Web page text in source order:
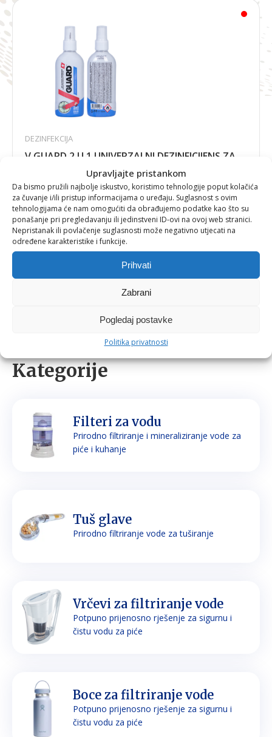
Upravljajte pristankom
Da bismo pružili najbolje iskustvo, koristimo tehnologije poput kolačića
za čuvanje i/ili pristup informacijama o uređaju. Suglasnost s ovim
tehnologijama će nam omogućiti da obrađujemo podatke kao što su
ponašanje pri pregledavanju ili jedinstveni ID-ovi na ovoj web stranici.
Nepristanak ili povlačenje suglasnosti može negativno utjecati na
određene karakteristike i funkcije.
Prihvati
Zabrani
Pogledaj postavke
Politika privatnosti
Kategorije
Filteri za vodu
Prirodno filtriranje i mineraliziranje vode za
piće i kuhanje
Tuš glave
Prirodno filtriranje vode za tuširanje
Vrčevi za filtriranje vode
Potpuno prijenosno rješenje za sigurnu i
čistu vodu za piće
Boce za filtriranje vode
Potpuno prijenosno rješenje za sigurnu i
čistu vodu za piće
2,96€
DEZINFEKCIJA
V GUARD 2 U 1 UNIVERZALNI DEZINFICIJENS ZA
POVRŠINE I RUKE 100 ML